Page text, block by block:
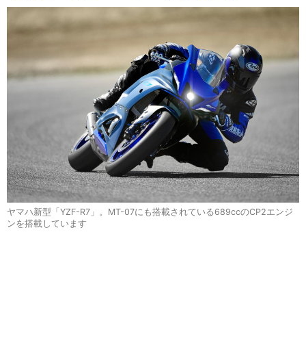
ヤマハ新型「YZF-R7」。MT-07にも搭載されている689ccのCP2エンジ
ンを搭載しています